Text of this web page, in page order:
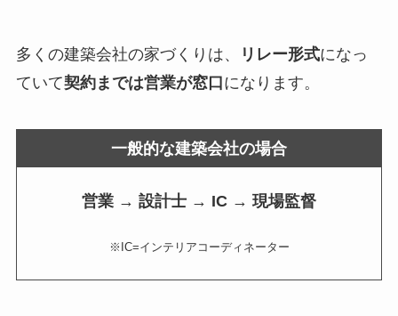
多くの建築会社の家づくりは、 リレー形式になっ
ていて契約までは営業が窓口になります。
一般的な建築会社の場合
営業 → 設計士 → IC → 現場監督
※IC=インテリアコーディネーター